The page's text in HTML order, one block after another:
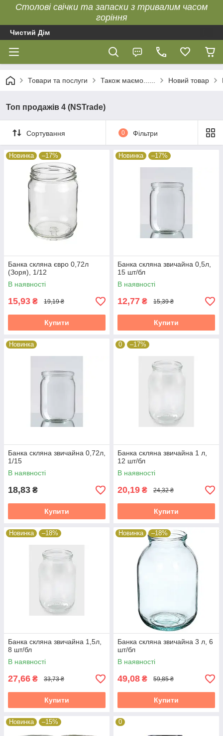
Столові свічки та запаски з тривалим часом
горіння
Чистий Дім
Товари та послуги Також маємо...... Новий товар
Топ продажів 4 (NSTrade)
Сортування 0 Фільтри
Новинка –17%
Банка скляна євро 0,72л
(Зоря), 1/12
В наявності
15,93 ₴ 19,19 ₴
Купити
Новинка –17%
Банка скляна звичайна 0,5л,
15 шт/бл
В наявності
12,77 ₴ 15,39 ₴
Купити
Новинка
Банка скляна звичайна 0,72л,
1/15
В наявності
18,83 ₴
Купити
0 –17%
Банка скляна звичайна 1 л,
12 шт/бл
В наявності
20,19 ₴ 24,32 ₴
Купити
Новинка –18%
Банка скляна звичайна 1,5л,
8 шт/бл
В наявності
27,66 ₴ 33,73 ₴
Купити
Новинка –18%
Банка скляна звичайна 3 л, 6
шт/бл
В наявності
49,08 ₴ 59,85 ₴
Купити
Новинка –15% 0